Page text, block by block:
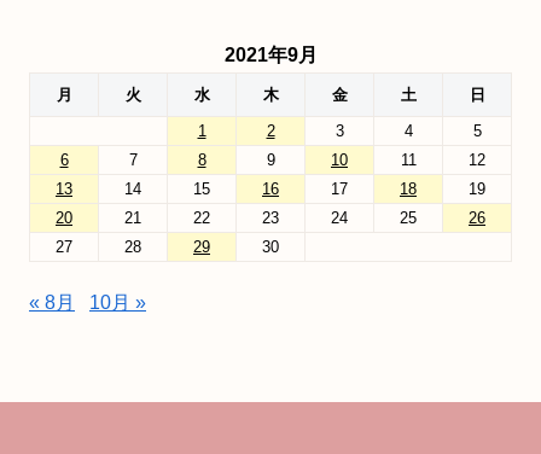
2021年9月
月 火 水 木 金 土
日
1
2 3 4
5
6
7 8 9 10 11
12
13
14 15 16 17 18
19
20
21 22 23 24 25
26
27
28 29 30
« 8月 10月 »